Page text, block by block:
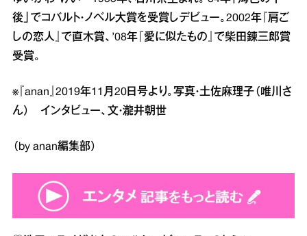
後」でコバルト・ノベル大賞を受賞しデビュー。2002年『肩ご
しの恋人』で直木賞、’08年『愛に似たもの』で柴田錬三郎賞
受賞。
※『anan』2019年11月20日号より。写真・土佐麻理子（唯川さ
ん） インタビュー、文・瀧井朝世
（by anan編集部）